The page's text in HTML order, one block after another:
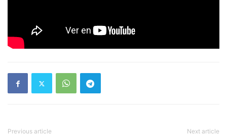
Previous article Next article